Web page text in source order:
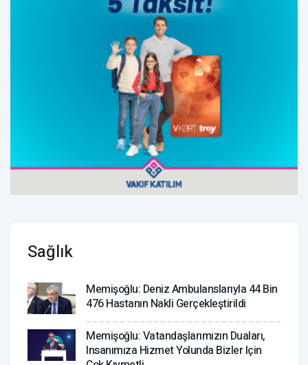
Sağlık
Memişoğlu: Deniz Ambulanslarıyla 44 Bin
476 Hastanın Nakli Gerçekleştirildi
Memişoğlu: Vatandaşlarımızın Duaları,
Insanımıza Hizmet Yolunda Bizler Için